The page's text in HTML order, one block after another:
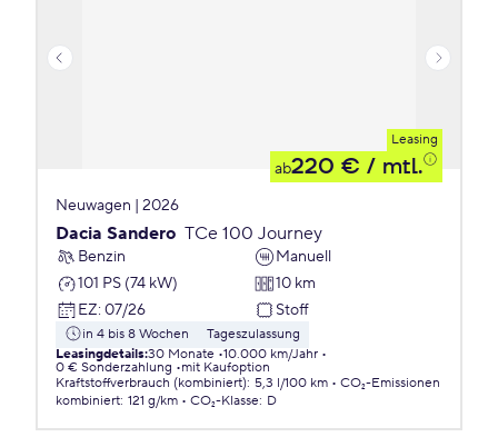
Leasing
ab220 € / mtl.
Neuwagen | 2026
Dacia Sandero TCe 100 Journey
Benzin
Manuell
101 PS (74 kW)
10 km
EZ: 07/26 Stoff
in 4 bis 8 Wochen
Tageszulassung
Leasingdetails:30 Monate 10.000 km/Jahr
0 € Sonderzahlung
mit Kaufoption
Kraftstoffverbrauch (kombiniert): 5,3 l/100 km
CO₂-Emissionen
kombiniert: 121 g/km CO₂-Klasse: D